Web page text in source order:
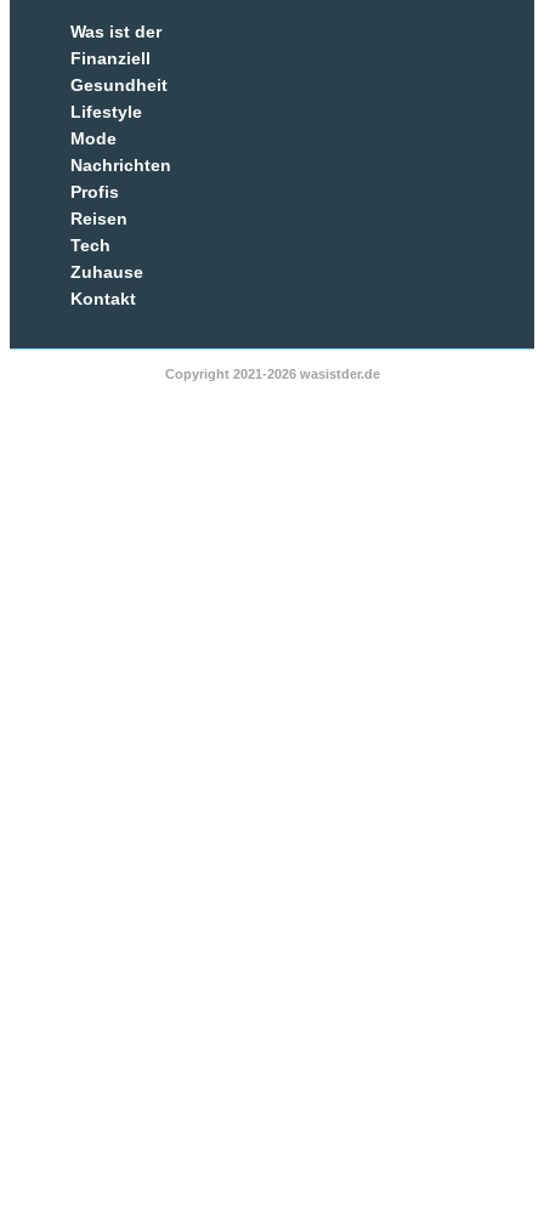
Was ist der
Finanziell
Gesundheit
Lifestyle
Mode
Nachrichten
Profis
Reisen
Tech
Zuhause
Kontakt
Copyright 2021-2026 wasistder.de